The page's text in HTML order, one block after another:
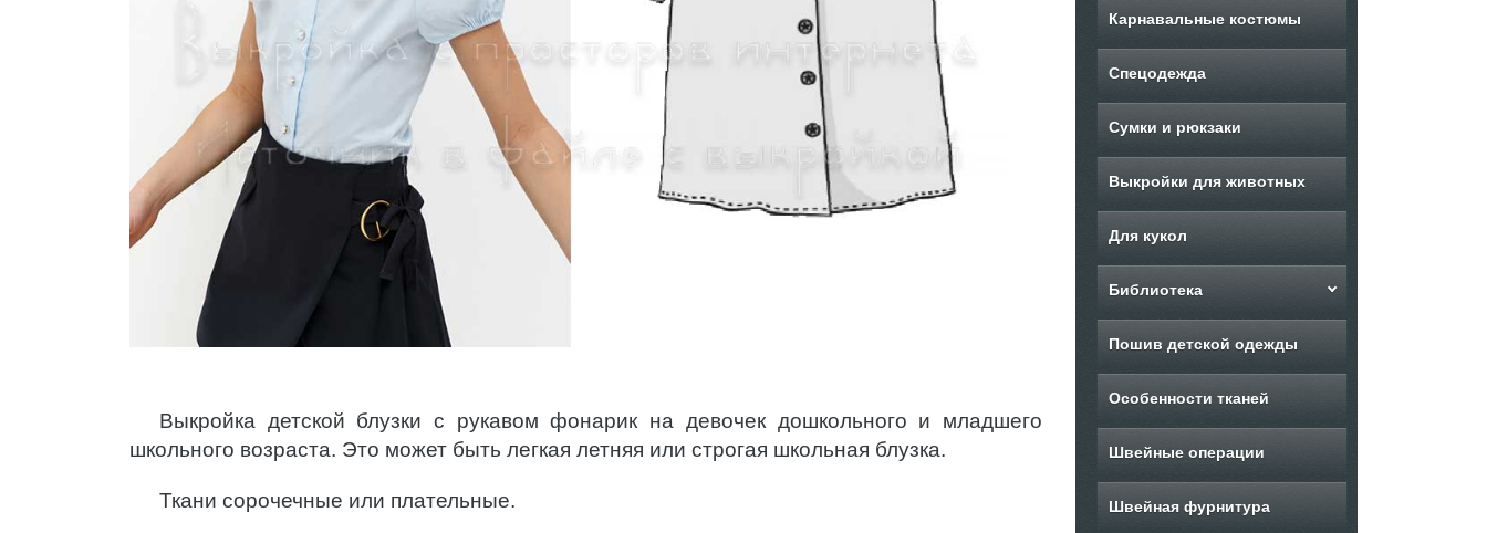
Выкройка детской блузки с рукавом фонарик на девочек дошкольного и младшего
школьного возраста. Это может быть легкая летняя или строгая школьная блузка.
Ткани сорочечные или плательные.
Карнавальные костюмы
Спецодежда
Сумки и рюкзаки
Выкройки для животных
Для кукол
Библиотека
Пошив детской одежды
Особенности тканей
Швейные операции
Швейная фурнитура